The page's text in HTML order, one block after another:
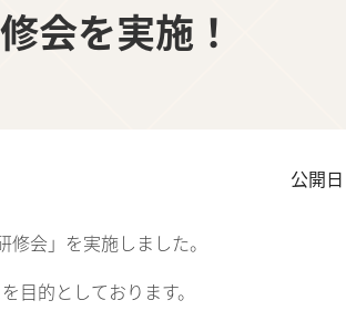
会を実施！
公開
会」を実施しました。
目的としております。